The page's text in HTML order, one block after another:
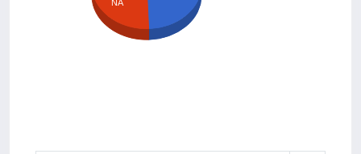
NA